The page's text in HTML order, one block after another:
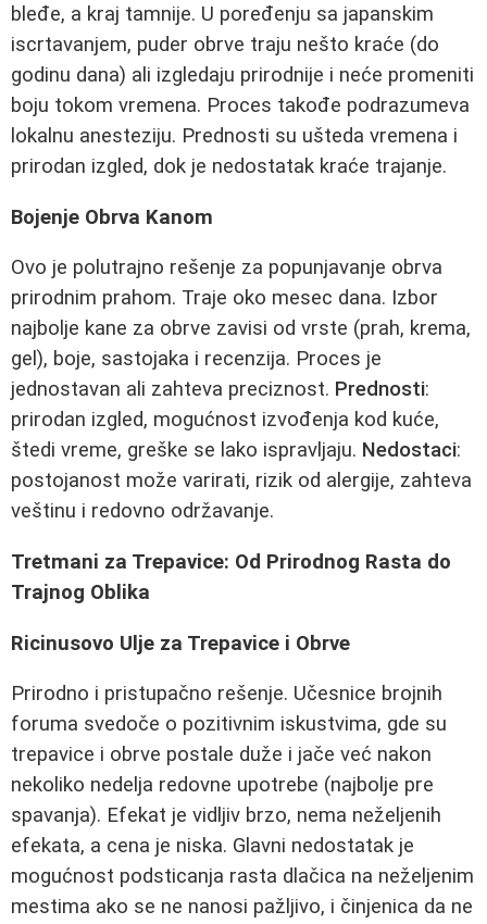
bleđe, a kraj tamnije. U poređenju sa japanskim
iscrtavanjem, puder obrve traju nešto kraće (do
godinu dana) ali izgledaju prirodnije i neće promeniti
boju tokom vremena. Proces takođe podrazumeva
lokalnu anesteziju. Prednosti su ušteda vremena i
prirodan izgled, dok je nedostatak kraće trajanje.
Bojenje Obrva Kanom
Ovo je polutrajno rešenje za popunjavanje obrva
prirodnim prahom. Traje oko mesec dana. Izbor
najbolje kane za obrve zavisi od vrste (prah, krema,
gel), boje, sastojaka i recenzija. Proces je
jednostavan ali zahteva preciznost. Prednosti:
prirodan izgled, mogućnost izvođenja kod kuće,
štedi vreme, greške se lako ispravljaju. Nedostaci:
postojanost može varirati, rizik od alergije, zahteva
veštinu i redovno održavanje.
Tretmani za Trepavice: Od Prirodnog Rasta do
Trajnog Oblika
Ricinusovo Ulje za Trepavice i Obrve
Prirodno i pristupačno rešenje. Učesnice brojnih
foruma svedoče o pozitivnim iskustvima, gde su
trepavice i obrve postale duže i jače već nakon
nekoliko nedelja redovne upotrebe (najbolje pre
spavanja). Efekat je vidljiv brzo, nema neželjenih
efekata, a cena je niska. Glavni nedostatak je
mogućnost podsticanja rasta dlačica na neželjenim
mestima ako se ne nanosi pažljivo, i činjenica da ne